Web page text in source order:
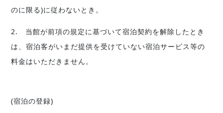
のに限る)に従わないとき。
2. 当館が前項の規定に基づいて宿泊契約を解除したとき
は、宿泊客がいまだ提供を受けていない宿泊サービス等の
料金はいただきません。
(宿泊の登録)